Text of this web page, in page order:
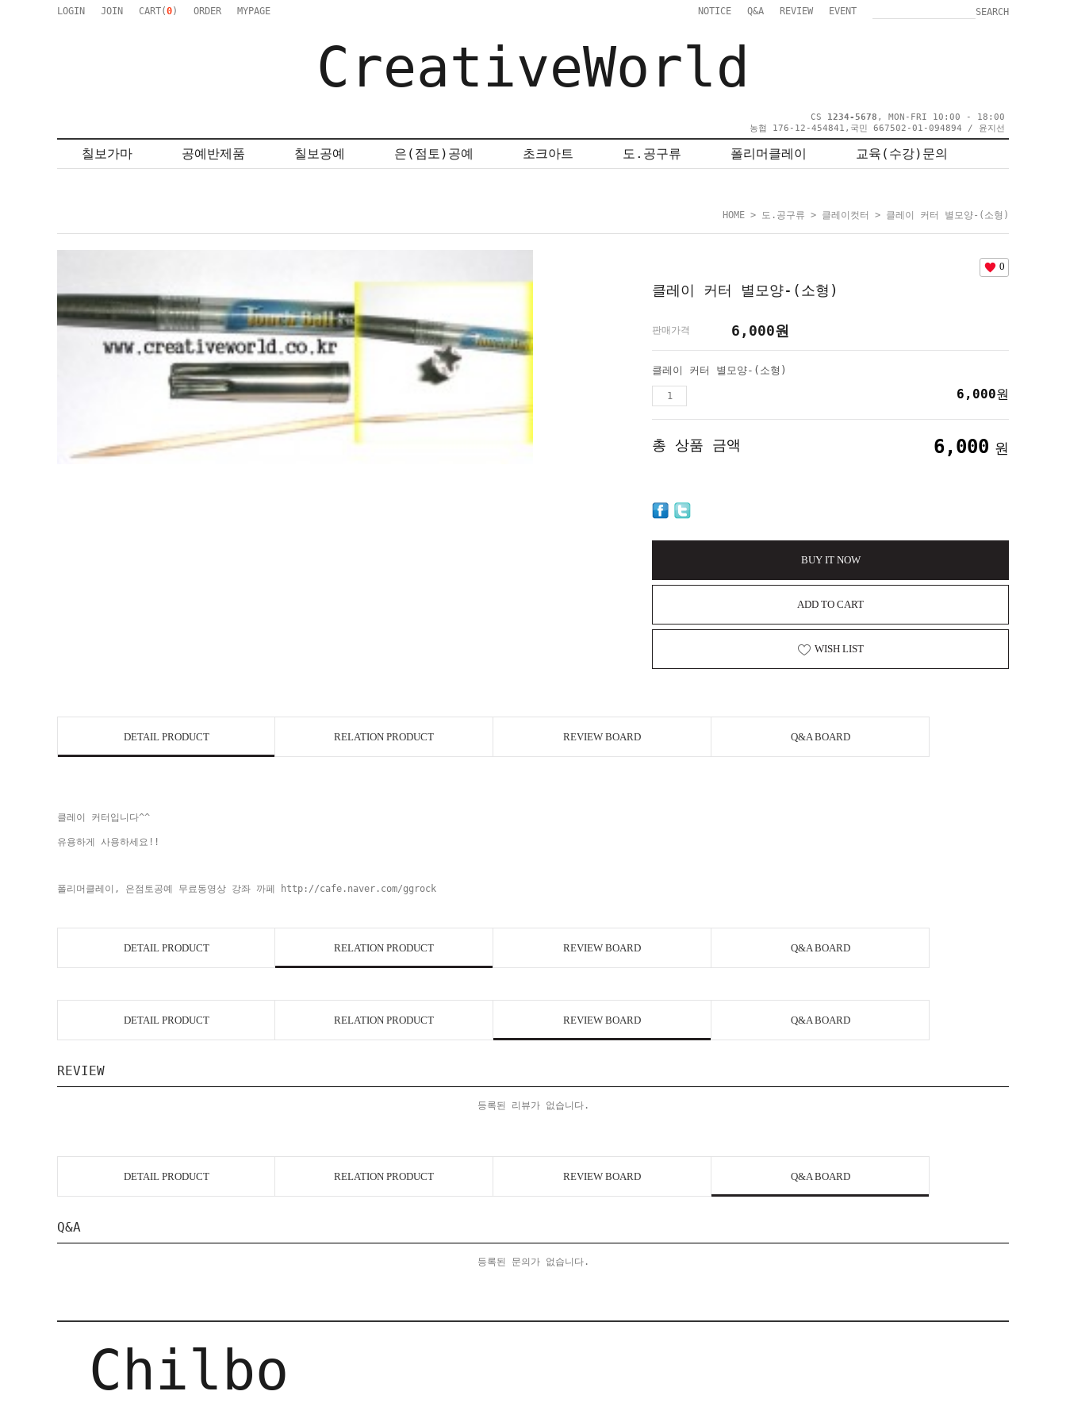
LOGIN JOIN CART(0) ORDER MYPAGE NOTICE Q&A REVIEW EVENT SEARCH
CreativeWorld
CS 1234-5678 , MON-FRI 10:00 - 18:00
농협 176-12-454841,국민 667502-01-094894 / 윤지선
칠보가마 공예반제품 칠보공예 은(점토)공예 초크아트 도.공구류 폴리머클레이 교육(수강)문의
HOME > 도.공구류 > 클레이컷터 > 클레이 커터 별모양-(소형)
0
클레이 커터 별모양-(소형)
판매가격 6,000원
클레이 커터 별모양-(소형)
6,000원
총 상품 금액 6,000 원
BUY IT NOW
ADD TO CART
WISH LIST
DETAIL PRODUCT RELATION PRODUCT REVIEW BOARD Q&A BOARD
클레이 커터입니다^^
유용하게 사용하세요!!
폴리머클레이, 은점토공예 무료동영상 강좌 까페 http://cafe.naver.com/ggrock
DETAIL PRODUCT RELATION PRODUCT REVIEW BOARD Q&A BOARD
DETAIL PRODUCT RELATION PRODUCT REVIEW BOARD Q&A BOARD
REVIEW
등록된 리뷰가 없습니다.
DETAIL PRODUCT RELATION PRODUCT REVIEW BOARD Q&A BOARD
Q&A
등록된 문의가 없습니다.
Chilbo